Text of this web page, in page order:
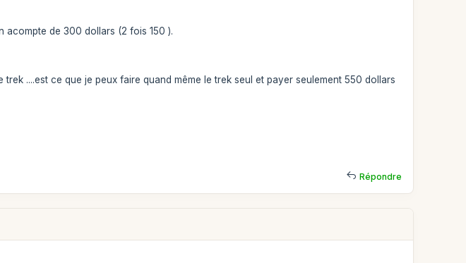
de 300 dollars (2 fois 150 ).
....est ce que je peux faire quand même le trek seul et payer seulement 550 dollars
Répondre